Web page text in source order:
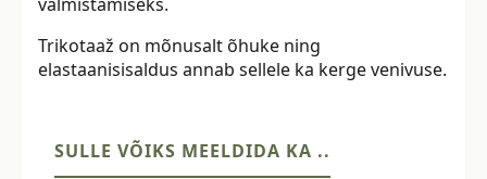
Trikotaaž on mõnusalt õhuke ning
elastaanisisaldus annab sellele ka kerge venivuse.
SULLE VÕIKS MEELDIDA KA ..